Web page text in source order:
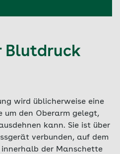
Blutdruck
wird üblicherweise eine
den Oberarm gelegt,
kann. Sie ist über
verbunden, auf dem
der Manschette